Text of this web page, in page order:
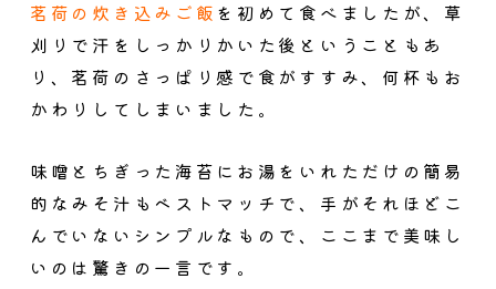
茗荷の炊き込みご飯 を初めて食べましたが、草
刈りで汗をしっかりかいた後ということもあ
り、茗荷のさっぱり感で食がすすみ、何杯もお
かわりしてしまいました。
味噌とちぎった海苔にお湯をいれただけの簡易
的なみそ汁もベストマッチで、手がそれほどこ
んでいないシンプルなもので、ここまで美味し
いのは驚きの一言です。